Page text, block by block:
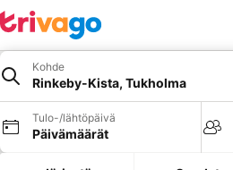
Kohde
Rinkeby-Kista, Tukholma
Tulo-/lähtöpäivä
Päivämäärät